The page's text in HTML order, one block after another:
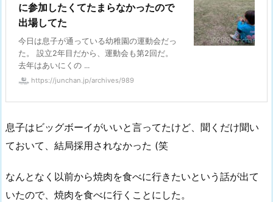
に参加したくてたまらなかったので
出場してた
今日は息子が通っている幼稚園の運動会だっ
た。 設立2年目だから、運動会も第2回だ。
去年はあいにくの ...
https://junchan.jp/archives/989
息子はビッグボーイがいいと言ってたけど、聞くだけ聞い
ておいて、結局採用されなかった (笑
なんとなく以前から焼肉を食べに行きたいという話が出て
いたので、焼肉を食べに行くことにした。